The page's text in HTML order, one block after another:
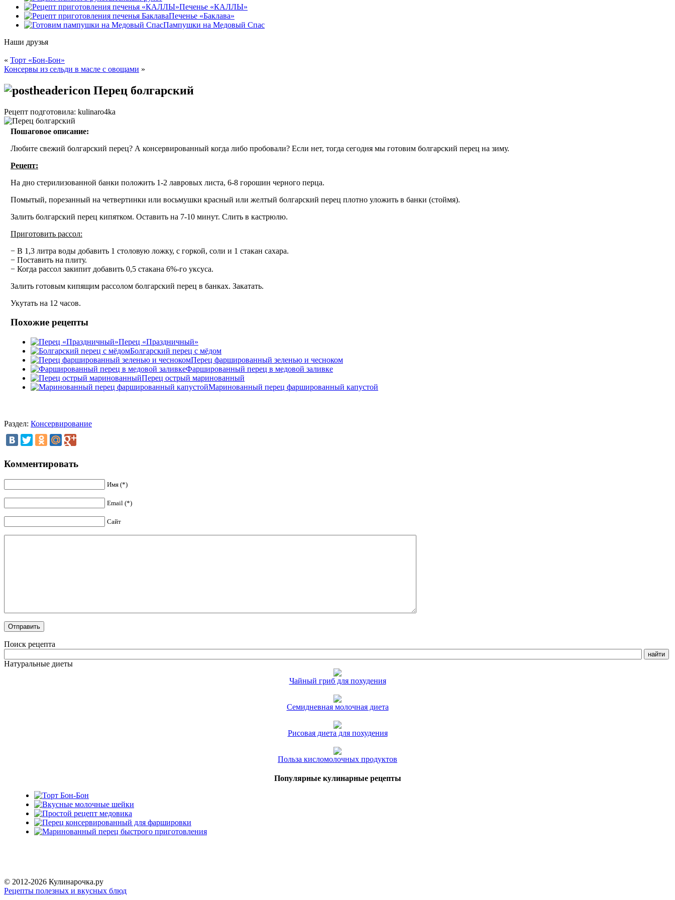
Печенье «КАЛЛЫ»
Печенье «Баклава»
Пампушки на Медовый Спас
Наши друзья
« Торт «Бон-Бон»
Консервы из сельди в масле с овощами »
Перец болгарский
Рецепт подготовила: kulinaro4ka
Пошаговое описание:
Любите свежий болгарский перец? А консервированный когда либо пробовали? Если нет, тогда сегодня мы готовим болгарский перец на зиму.
Рецепт:
На дно стерилизованной банки положить 1-2 лавровых листа, 6-8 горошин черного перца.
Помытый, порезанный на четвертинки или восьмушки красный или желтый болгарский перец плотно уложить в банки (стоймя).
Залить болгарский перец кипятком. Оставить на 7-10 минут. Слить в кастрюлю.
Приготовить рассол:
− В 1,3 литра воды добавить 1 столовую ложку, с горкой, соли и 1 стакан сахара.
− Поставить на плиту.
− Когда рассол закипит добавить 0,5 стакана 6%-го уксуса.
Залить готовым кипящим рассолом болгарский перец в банках. Закатать.
Укутать на 12 часов.
Похожие рецепты
Перец «Праздничный»
Болгарский перец с мёдом
Перец фаршированный зеленью и чесноком
Фаршированный перец в медовой заливке
Перец острый маринованный
Маринованный перец фаршированный капустой
Раздел: Консервирование
Комментировать
Имя (*)
Email (*)
Сайт
Поиск рецепта
Натуральные диеты
Чайный гриб для похудения
Семидневная молочная диета
Рисовая диета для похудения
Польза кисломолочных продуктов
Популярные кулинарные рецепты
© 2012-2026 Кулинарочка.ру
Рецепты полезных и вкусных блюд